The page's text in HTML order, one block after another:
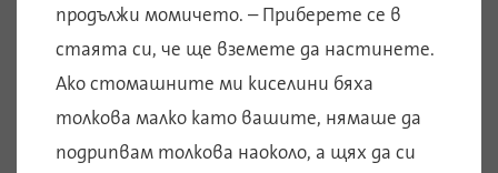
продължи момичето. – Приберете се в
стаята си, че ще вземете да настинете.
Ако стомашните ми киселини бяха
толкова малко като вашите, нямаше да
подрипвам толкова наоколо, а щях да си